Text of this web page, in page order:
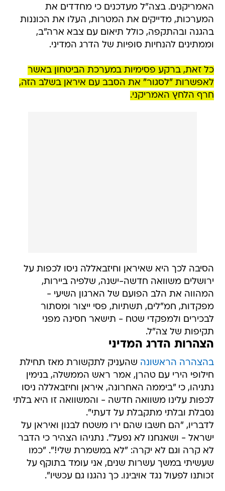
האמריקנים. בצה"ל מעדכנים כי מחדדים את
המערכות, מדייקים את המטרות, העלו את הכוננות
בהגנה ובהתקפה, כולל תיאום עם צבא ארה"ב,
וממתינים להנחיות סופיות של הדרג המדיני.
כל זאת, ברקע פסימיות במערכת הביטחון באשר
לאפשרות "לסגור" את הסבב עם איראן בשלב הזה,
חרף הלחץ האמריקני.
הסיבה לכך היא שאיראן וחיזבאללה ניסו לכפות על
ירושלים משוואה חדשה-ישנה, שלפיה ביירות,
המהווה את הלב הפועם של הארגון השיעי -
מפקדות, חמ"לים, תשתיות, פסי ייצור ומסתור
לבכירים ולמפקדי שטח - תישאר חסינה מפני
תקיפות של צה"ל.
הצהרות הדרג המדיני
בהצהרה הראשונה שהעניק לתקשורת מאז תחילת
חילופי הירי עם טהרן, אמר ראש הממשלה, בנימין
נתניהו, כי "ביממה האחרונה, איראן וחיזבאללה ניסו
לכפות עלינו משוואה חדשה - והמשוואה זו היא בלתי
נסבלת ובלתי מתקבלת על דעתי".
לדבריו, "הם חשבו שהם ירו משטח לבנון ואיראן על
ישראל - ושאנחנו לא נפעל". נתניהו הצהיר כי הדבר
לא קרה וגם לא יקרה: "לא במשמרת שלי!". "כמו
שעשיתי במשך עשרות שנים, אני עומד בתוקף על
זכותנו לפעול נגד אויבינו. כך נהגנו גם עכשיו".